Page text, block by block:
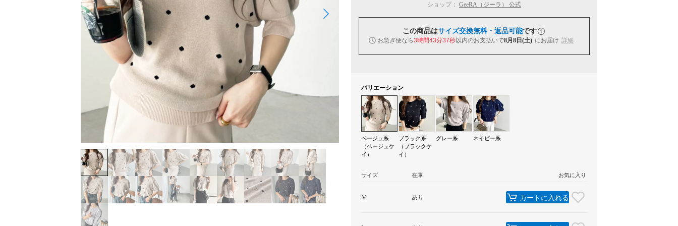
ショップ： GeeRA（ジーラ） 公式
この商品はサイズ交換無料・返品可能です
お急ぎ便なら3時間43分35秒以内のお支払いで8月8日(土) にお届け 詳細
バリエーション
ベージュ系
（ベージュケ
イ）
ブラック系
（ブラックケ
イ）
グレー系 ネイビー系
サイズ 在庫 お気に入り
M あり カートに入れる